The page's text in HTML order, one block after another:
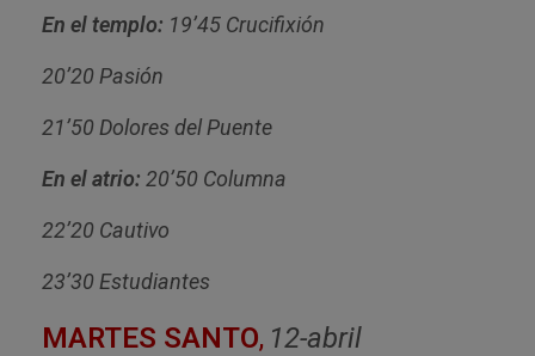
En el templo: 19’45 Crucifixión
20’20 Pasión
21’50 Dolores del Puente
En el atrio: 20’50 Columna
22’20 Cautivo
23’30 Estudiantes
MARTES SANTO, 12-abril